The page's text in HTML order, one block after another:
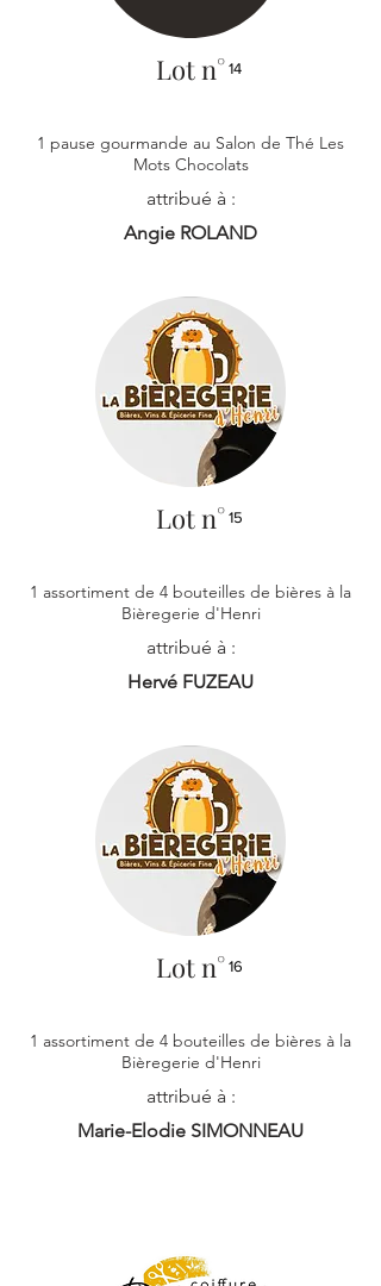
Lot n° 14
1 pause gourmande au Salon de Thé Les
Mots Chocolats
attribué à :
Angie ROLAND
Lot n° 15
1 assortiment de 4 bouteilles de bières à la
Bièregerie d'Henri
attribué à :
Hervé FUZEAU
Lot n° 16
1 assortiment de 4 bouteilles de bières à la
Bièregerie d'Henri
attribué à :
Marie-Elodie SIMONNEAU